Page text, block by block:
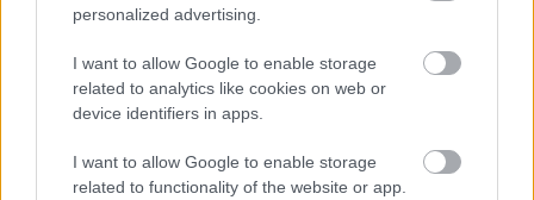
personalized advertising.
I want to allow Google to enable storage
related to analytics like cookies on web or
device identifiers in apps.
I want to allow Google to enable storage
related to functionality of the website or app.
αεροπλάνο στον ποταμό
Χάντσον διαγνώστηκε
Χαμηλή πίεση και
Alzheimer: Τι